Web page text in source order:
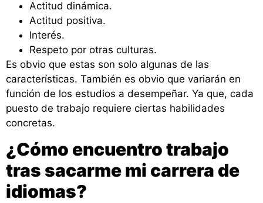
Actitud dinámica.
Actitud positiva.
Interés.
Respeto por otras culturas.
Es obvio que estas son solo algunas de las
características. También es obvio que variarán en
función de los estudios a desempeñar. Ya que, cada
puesto de trabajo requiere ciertas habilidades
concretas.
¿Cómo encuentro trabajo
tras sacarme mi carrera de
idiomas?